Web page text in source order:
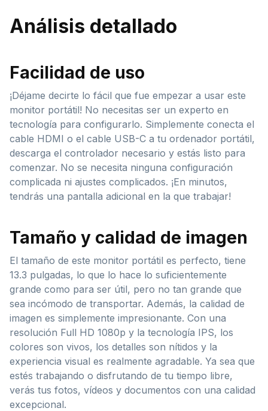
Análisis detallado
Facilidad de uso
¡Déjame decirte lo fácil que fue empezar a usar este
monitor portátil! No necesitas ser un experto en
tecnología para configurarlo. Simplemente conecta el
cable HDMI o el cable USB-C a tu ordenador portátil,
descarga el controlador necesario y estás listo para
comenzar. No se necesita ninguna configuración
complicada ni ajustes complicados. ¡En minutos,
tendrás una pantalla adicional en la que trabajar!
Tamaño y calidad de imagen
El tamaño de este monitor portátil es perfecto, tiene
13.3 pulgadas, lo que lo hace lo suficientemente
grande como para ser útil, pero no tan grande que
sea incómodo de transportar. Además, la calidad de
imagen es simplemente impresionante. Con una
resolución Full HD 1080p y la tecnología IPS, los
colores son vivos, los detalles son nítidos y la
experiencia visual es realmente agradable. Ya sea que
estés trabajando o disfrutando de tu tiempo libre,
verás tus fotos, vídeos y documentos con una calidad
excepcional.